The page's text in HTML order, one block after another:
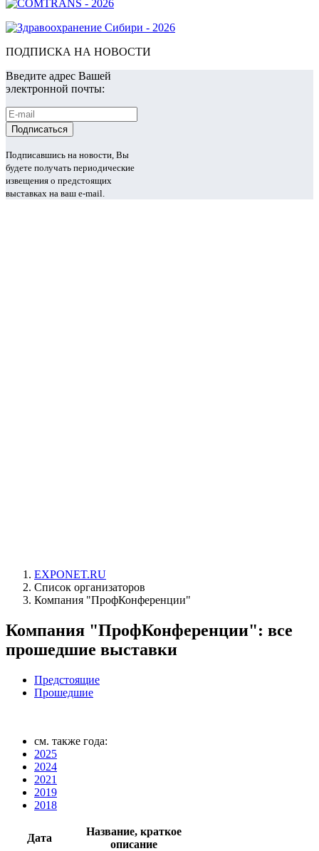
ПОДПИСКА НА НОВОСТИ
Введите адрес Вашей
электронной почты:
Подписавшись на новости, Вы
будете получать периодические
извещения о предстоящих
выставках на ваш e-mail.
EXPONET.RU
Список организаторов
Компания "ПрофКонференции"
Компания "ПрофКонференции": все
прошедшие выставки
Предстоящие
Прошедшие
см. также года:
2025
2024
2021
2019
2018
Дата
Название, краткое
описание